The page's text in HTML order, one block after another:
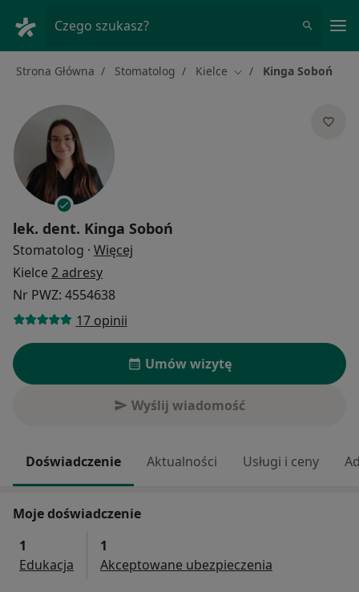
Czego szukasz?
Strona Główna Stomatolog Kielce Zmień miasto
Kinga Soboń
lek. dent. Kinga Soboń
Stomatolog · Więcej
Kielce 2 adresy
Nr PWZ: 4554638
17 opinii
Umów wizytę
Wyślij wiadomość
Doświadczenie Aktualności Usługi i ceny
Moje doświadczenie
1
Edukacja
1
Akceptowane ubezpieczenia